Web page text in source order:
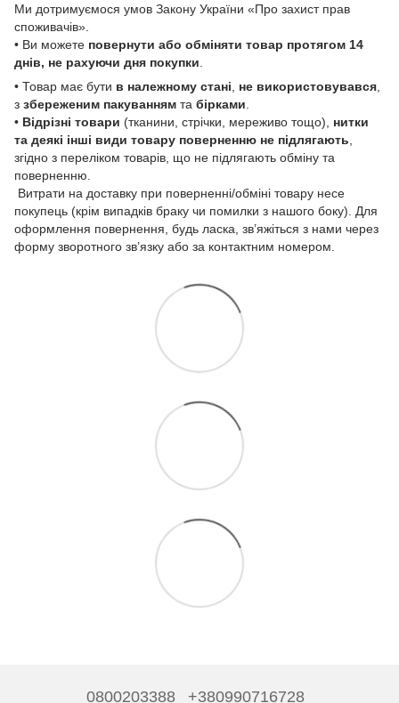
Ми дотримуємося умов Закону України «Про захист прав
споживачів».
• Ви можете повернути або обміняти товар протягом 14
днів, не рахуючи дня покупки
• Товар має бути в належному стані не використовувався
з збереженим пакуванням та бірками
• Відрізні товари (тканини, стрічки, мереживо тощо), нитки
та деякі інші види товару поверненню не підлягають
згідно з переліком товарів, що не підлягають обміну та
поверненню.
Витрати на доставку при поверненні/обміні товару несе
покупець (крім випадків браку чи помилки з нашого боку). Для
оформлення повернення, будь ласка, зв’яжіться з нами через
форму зворотного зв’язку або за контактним номером.
0800203388 +380990716728